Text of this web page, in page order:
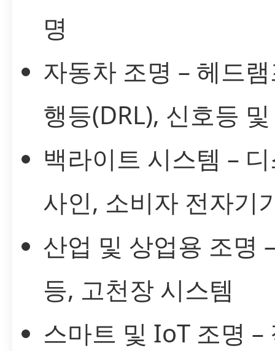
명
자동차 조명 – 헤드
행등(DRL), 신호등
백라이트 시스템 –
사인, 소비자 전자기
산업 및 상업용 조명
등, 고천장 시스템
스마트 및 IoT 조명 –